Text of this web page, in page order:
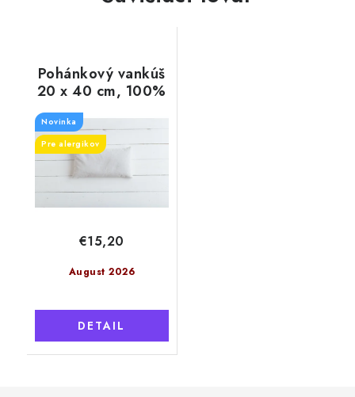
Pohánkový vankúš
20 x 40 cm, 100%
bavlna
Novinka
Pre alergikov
August 2026
€15,20
DETAIL